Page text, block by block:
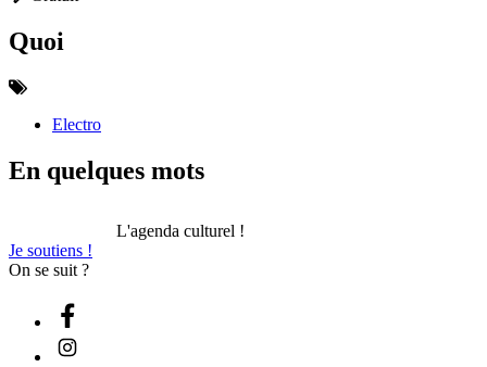
Quoi
Electro
En quelques mots
L'agenda culturel !
Je soutiens !
On se suit ?